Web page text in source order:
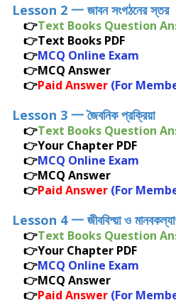
Lesson 2 一 জাবন সংগঠনের স্তর
👉Text Books Question
👉Text Books PDF
👉MCQ Online Exam
👉MCQ Answer
👉Paid Answer (For
Lesson 3 一জৈবনিক প্রক্রিয়া
👉Text Books Question
👉Your Chapter PDF
👉MCQ Online Exam
👉MCQ Answer
👉Paid Answer (For
Lesson 4 一 জীববিদ্য়া ও
👉Text Books Question
👉Your Chapter PDF
👉MCQ Online Exam
👉MCQ Answer
👉Paid Answer (For